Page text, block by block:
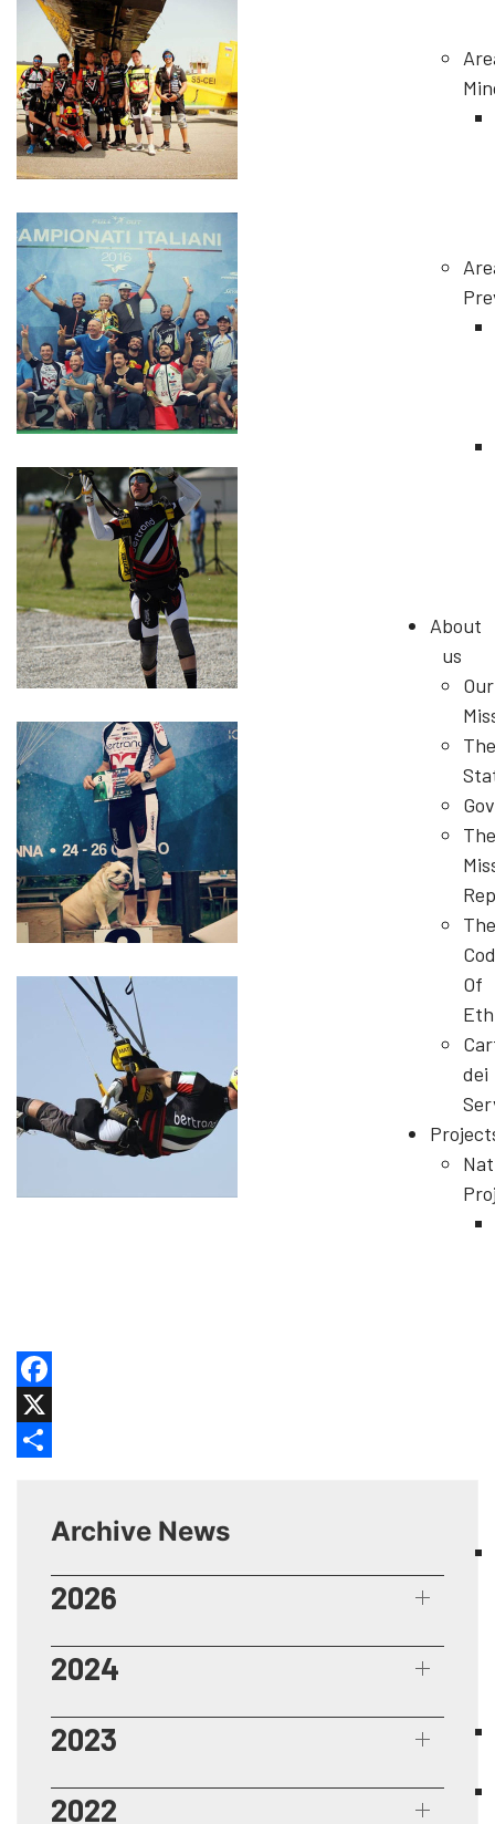
About
us
Our
The
The
The
Of
dei
Facebook
X
Archive News
2026
2024
2023
2022